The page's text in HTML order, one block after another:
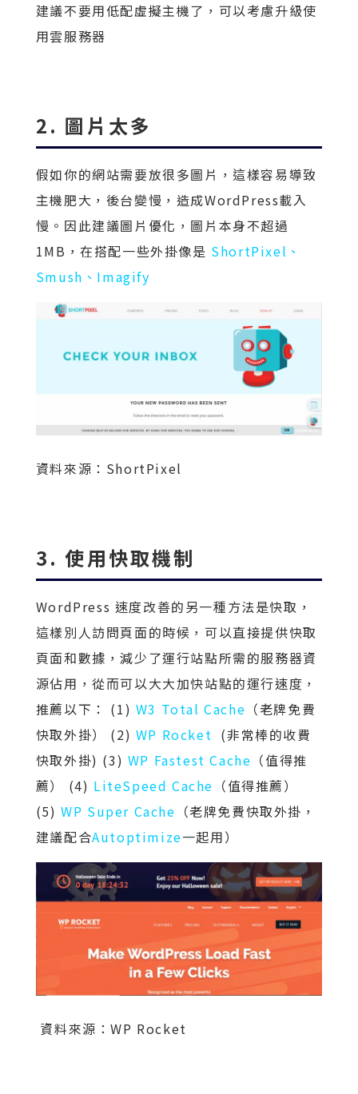
建議不要用低配虛擬主機了，可以考慮升級使
用雲服務器
2. 圖片太多
假如你的網站需要放很多圖片，這樣容易導致
主機肥大，後台變慢，造成WordPress載入
慢。因此建議圖片優化，圖片本身不超過
1MB，在搭配一些外掛像是 ShortPixel、
Smush、 Imagify
資料來源：ShortPixel
3. 使用快取機制
WordPress 速度改善的另一種方法是快取，
這樣別人訪問頁面的時候，可以直接提供快取
頁面和數據，減少了運行站點所需的服務器資
源佔用，從而可以大大加快站點的運行速度，
推薦以下： (1) W3 Total Cache （老牌免費
快取外掛） (2) WP Rocket (非常棒的收費
快取外掛) (3) WP Fastest Cache （值得推
薦） (4) LiteSpeed Cache （值得推薦）
(5)WP Super Cache （老牌免費快取外掛，
建議配合Autoptimize一起用）
資料來源：WP Rocket